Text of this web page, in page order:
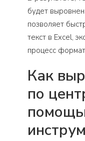
будет
позволяет
текст в Excel,
процесс
Как
по